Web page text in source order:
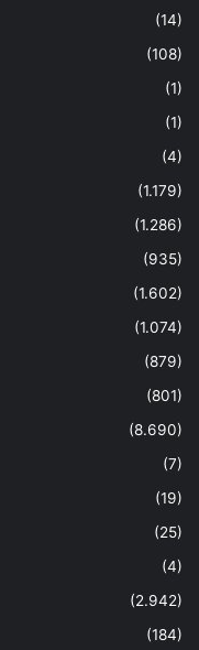
(14)
(108)
(1)
(1)
(4)
(1.179)
(1.286)
(935)
(1.602)
(1.074)
(879)
(801)
(8.690)
(7)
(19)
(25)
(4)
(2.942)
(184)